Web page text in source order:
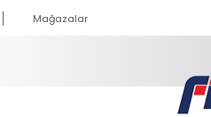
Mağazalar